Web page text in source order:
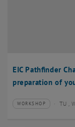
EIC Pathfinder
preparation of
Veranstaltungstyp:
WORKSHOP
Veranstaltungsort:TU ,